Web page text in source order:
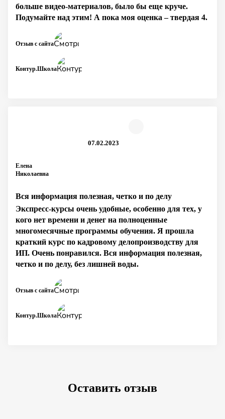
больше видео-материалов, было бы еще круче.
Подумайте над этим! А пока моя оценка – твердая 4.
Контур.Школа
Отзыв с сайта
Елена
Николаевна
07.02.2023
Вся информация полезная, четко и по делу
Экспресс-курсы очень удобные, особенно для тех, у
кого нет времени и денег на полноценные
многомесячные программы обучения. Я прошла
краткий курс по кадровому делопроизводству для
ИП. Очень понравился. Вся информация полезная,
четко и по делу, без лишней воды.
Контур.Школа
Отзыв с сайта
Оставить отзыв